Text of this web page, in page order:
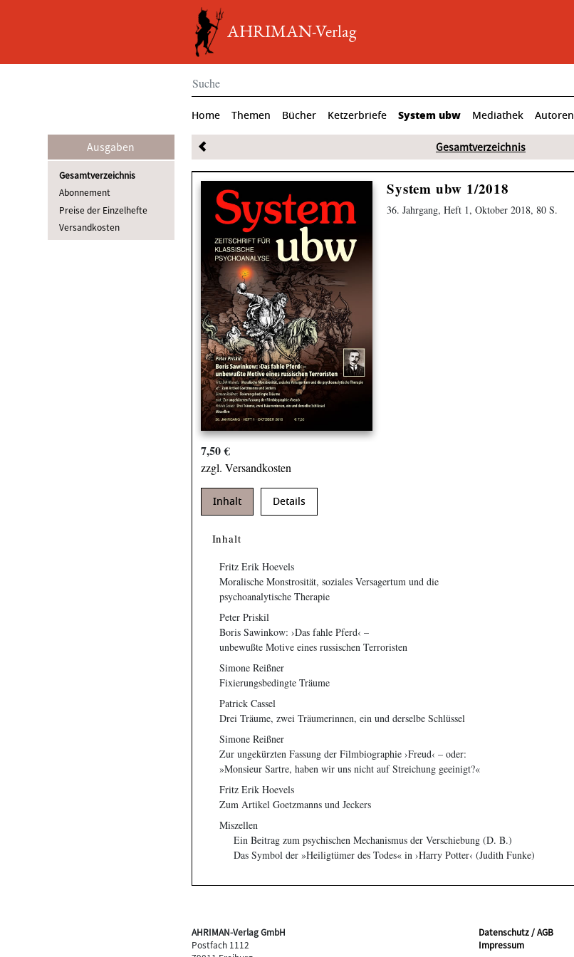
AHRIMAN-Verlag
Home Themen Bücher Ketzerbriefe System ubw Mediathek Autoren
Ausgaben
Gesamtverzeichnis
Abonnement
Preise der Einzelhefte
Versandkosten
Gesamtverzeichnis
7,50 €
zzgl. Versandkosten
System ubw 1/2018
36. Jahrgang, Heft 1, Oktober 2018, 80 S.
Inhalt Details
Inhalt
Fritz Erik Hoevels
Moralische Monstrosität, soziales Versagertum und die
psychoanalytische Therapie
Peter Priskil
Boris Sawinkow: ›Das fahle Pferd‹ –
unbewußte Motive eines russischen Terroristen
Simone Reißner
Fixierungsbedingte Träume
Patrick Cassel
Drei Träume, zwei Träumerinnen, ein und derselbe Schlüssel
Simone Reißner
Zur ungekürzten Fassung der Filmbiographie ›Freud‹ – oder:
»Monsieur Sartre, haben wir uns nicht auf Streichung geeinigt?«
Fritz Erik Hoevels
Zum Artikel Goetzmanns und Jeckers
Miszellen
Ein Beitrag zum psychischen Mechanismus der Verschiebung (D. B.)
Das Symbol der »Heiligtümer des Todes« in ›Harry Potter‹ (Judith Funke)
AHRIMAN-Verlag GmbH
Postfach 1112
Datenschutz / AGB
Impressum